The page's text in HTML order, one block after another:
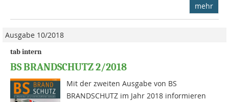
mehr
Ausgabe 10/2018
tab intern
BS BRANDSCHUTZ 2/2018
Mit der zweiten Ausgabe von BS
BRANDSCHUTZ im Jahr 2018 informieren